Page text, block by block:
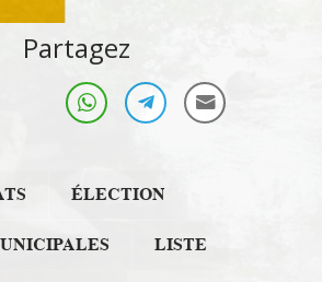
Partagez
ÉLECTION
LISTE